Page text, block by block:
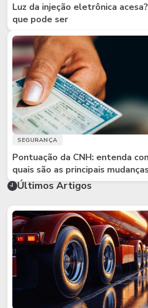
Luz da injeção eletrônica
que pode ser
SEGURANÇA
Pontuação da CNH: entenda
quais são as principais
Últimos Artigos